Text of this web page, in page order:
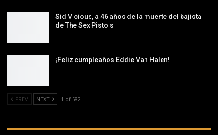
Sid Vicious, a 46 años de la muerte del bajista
de The Sex Pistols
¡Feliz cumpleaños Eddie Van Halen!
PREV NEXT 1 of 682